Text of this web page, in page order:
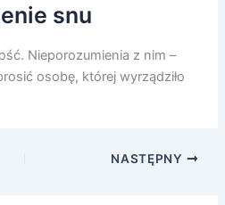
snu
Nieporozumienia z nim –
osobę, której wyrządziło
NASTĘPNY